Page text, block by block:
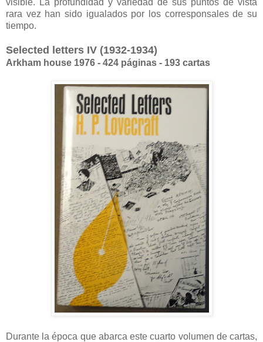
visible. La profundidad y variedad de sus puntos de vista
rara vez han sido igualados por los corresponsales de su
tiempo.
Selected letters IV (1932-1934)
Arkham house 1976 - 424 páginas - 193 cartas
Durante la época que abarca este cuarto volumen de cartas,